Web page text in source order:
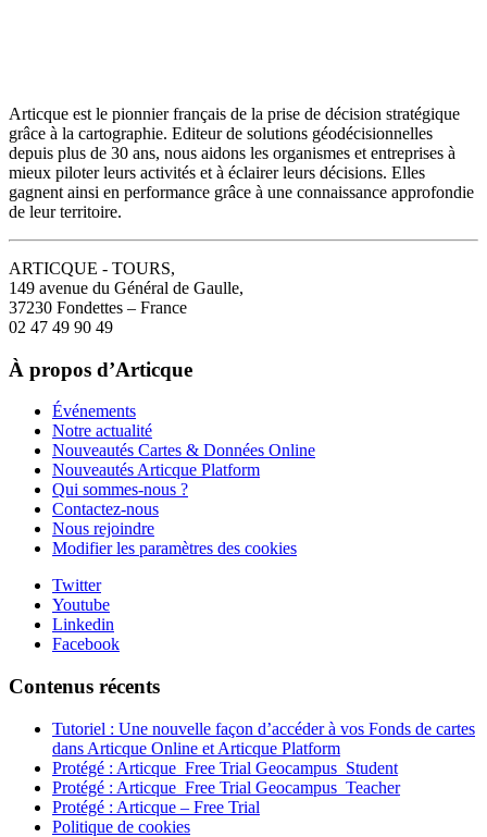
Articque est le pionnier français de la prise de décision stratégique
grâce à la cartographie. Editeur de solutions géodécisionnelles
depuis plus de 30 ans, nous aidons les organismes et entreprises à
mieux piloter leurs activités et à éclairer leurs décisions. Elles
gagnent ainsi en performance grâce à une connaissance approfondie
de leur territoire.
ARTICQUE - TOURS,
149 avenue du Général de Gaulle,
37230 Fondettes – France
02 47 49 90 49
À propos d’Articque
Événements
Notre actualité
Nouveautés Cartes & Données Online
Nouveautés Articque Platform
Qui sommes-nous ?
Contactez-nous
Nous rejoindre
Modifier les paramètres des cookies
Twitter
Youtube
Linkedin
Facebook
Contenus récents
Tutoriel : Une nouvelle façon d’accéder à vos Fonds de cartes
dans Articque Online et Articque Platform
Protégé : Articque_Free Trial Geocampus_Student
Protégé : Articque_Free Trial Geocampus_Teacher
Protégé : Articque – Free Trial
Politique de cookies